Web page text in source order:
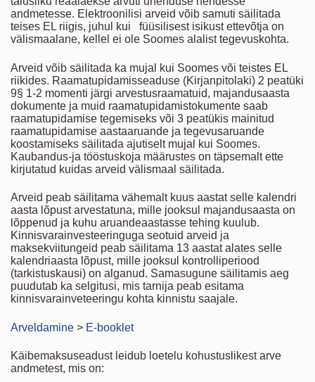
andmetesse. Elektroonilisi arveid võib samuti säilitada
teises EL riigis, juhul kui füüsilisest isikust ettevõtja on
välismaalane, kellel ei ole Soomes alalist tegevuskohta.
Arveid võib säilitada ka mujal kui Soomes või teistes EL
riikides. Raamatupidamisseaduse (Kirjanpitolaki) 2 peatüki
9§ 1-2 momenti järgi arvestusraamatuid, majandusaasta
dokumente ja muid raamatupidamistokumente saab
raamatupidamise tegemiseks või 3 peatükis mainitud
raamatupidamise aastaaruande ja tegevusaruande
koostamiseks säilitada ajutiselt mujal kui Soomes.
Kaubandus-ja tööstuskoja määrustes on täpsemalt ette
kirjutatud kuidas arveid välismaal säilitada.
Arveid peab säilitama vähemalt kuus aastat selle kalendri
aasta lõpust arvestatuna, mille jooksul majandusaasta on
lõppenud ja kuhu aruandeaastasse tehing kuulub.
Kinnisvarainvesteeringuga seotuid arveid ja
maksekviitungeid peab säilitama 13 aastat alates selle
kalendriaasta lõpust, mille jooksul kontrolliperiood
(tarkistuskausi) on alganud. Samasugune säilitamis aeg
puudutab ka selgitusi, mis tarnija peab esitama
kinnisvarainveteeringu kohta kinnistu saajale.
Arveldamine > E-booklet
Käibemaksuseadust leidub loetelu kohustuslikest arve
andmetest, mis on: